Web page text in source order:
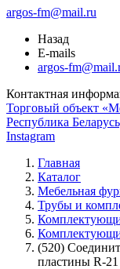
argos-fm@mail.ru
Назад
E-mails
argos-
Контактная
Торговый объект
Республика
Instagram
Главная
Каталог
Мебельная
Трубы и
(520)
пластины R-21